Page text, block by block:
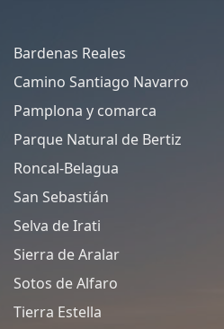
Bardenas Reales
Camino Santiago Navarro
Pamplona y comarca
Parque Natural de Bertiz
Roncal-Belagua
San Sebastián
Selva de Irati
Sierra de Aralar
Sotos de Alfaro
Tierra Estella